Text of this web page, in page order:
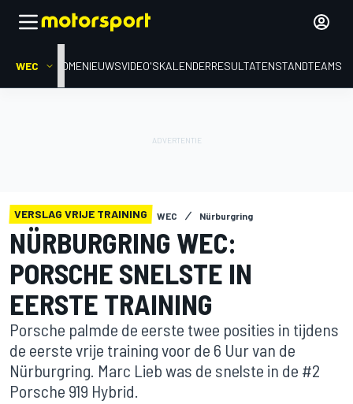
WEC HOMENIEUWSVIDEO'SKALENDERRESULTATENSTANDTEAMS
VERSLAG VRIJE TRAINING WEC Nürburgring
NÜRBURGRING WEC:
PORSCHE SNELSTE IN
EERSTE TRAINING
Porsche palmde de eerste twee posities in tijdens
de eerste vrije training voor de 6 Uur van de
Nürburgring. Marc Lieb was de snelste in de #2
Porsche 919 Hybrid.